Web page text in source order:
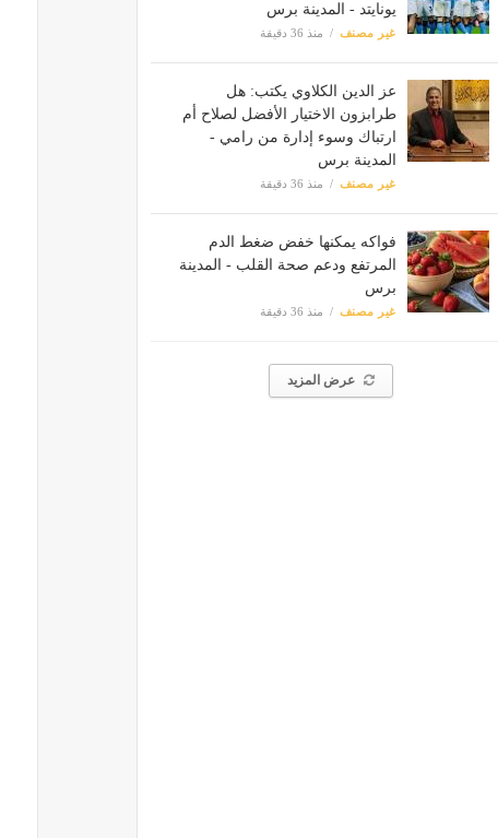
يونايتد - المدينة برس
غير مصنف منذ 36 دقيقة
عز الدين الكلاوي يكتب: هل
طرابزون الاختيار الأفضل لصلاح أم
ارتباك وسوء إدارة من رامي -
المدينة برس
غير مصنف منذ 36 دقيقة
فواكه يمكنها خفض ضغط الدم
المرتفع ودعم صحة القلب - المدينة
برس
غير مصنف منذ 36 دقيقة
عرض المزيد